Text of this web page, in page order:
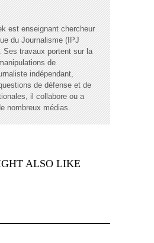
est enseignant chercheur
du Journalisme (IPJ
Ses travaux portent sur la
de
indépendant,
de défense et de
il collabore ou a
nombreux médias.
ALSO LIKE